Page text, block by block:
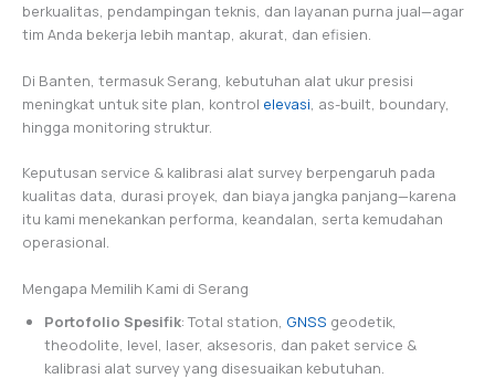
berkualitas, pendampingan teknis, dan layanan purna jual—agar
tim Anda bekerja lebih mantap, akurat, dan efisien.
Di Banten, termasuk Serang, kebutuhan alat ukur presisi
meningkat untuk site plan, kontrol elevasi, as-built, boundary,
hingga monitoring struktur.
Keputusan service & kalibrasi alat survey berpengaruh pada
kualitas data, durasi proyek, dan biaya jangka panjang—karena
itu kami menekankan performa, keandalan, serta kemudahan
operasional.
Mengapa Memilih Kami di Serang
Portofolio Spesifik: Total station, GNSS geodetik,
theodolite, level, laser, aksesoris, dan paket service &
kalibrasi alat survey yang disesuaikan kebutuhan.